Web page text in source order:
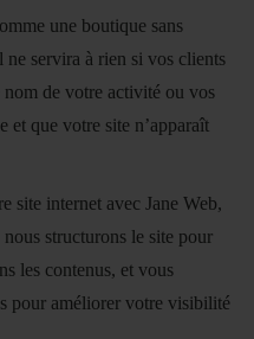
une boutique sans
servira à rien si vos clients
de votre activité ou vos
et que votre site n’apparaît
site internet avec Jane Web,
nous structurons le site pour
les contenus, et vous
pour améliorer votre visibilité